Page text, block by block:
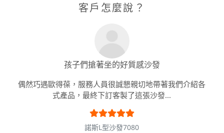
客戶怎麼說？
孩子們搶著坐的好質感沙發
偶然巧遇歐得葆，服務人員很誠懇親切地帶著我們介紹各
式產品，最終下訂客製了這張沙發...
諾斯L型沙發7080